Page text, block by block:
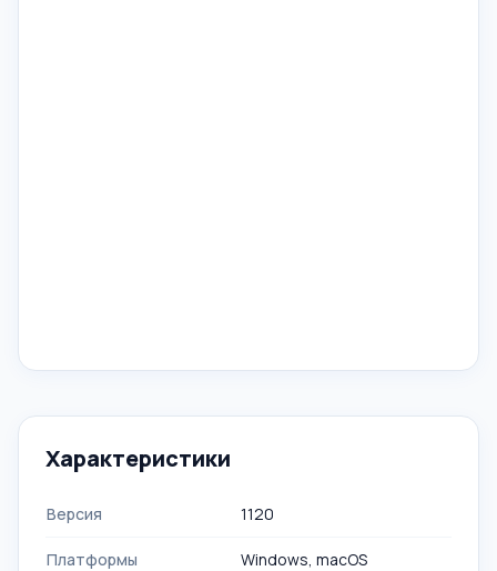
Характеристики
Версия 1120
Платформы Windows, macOS